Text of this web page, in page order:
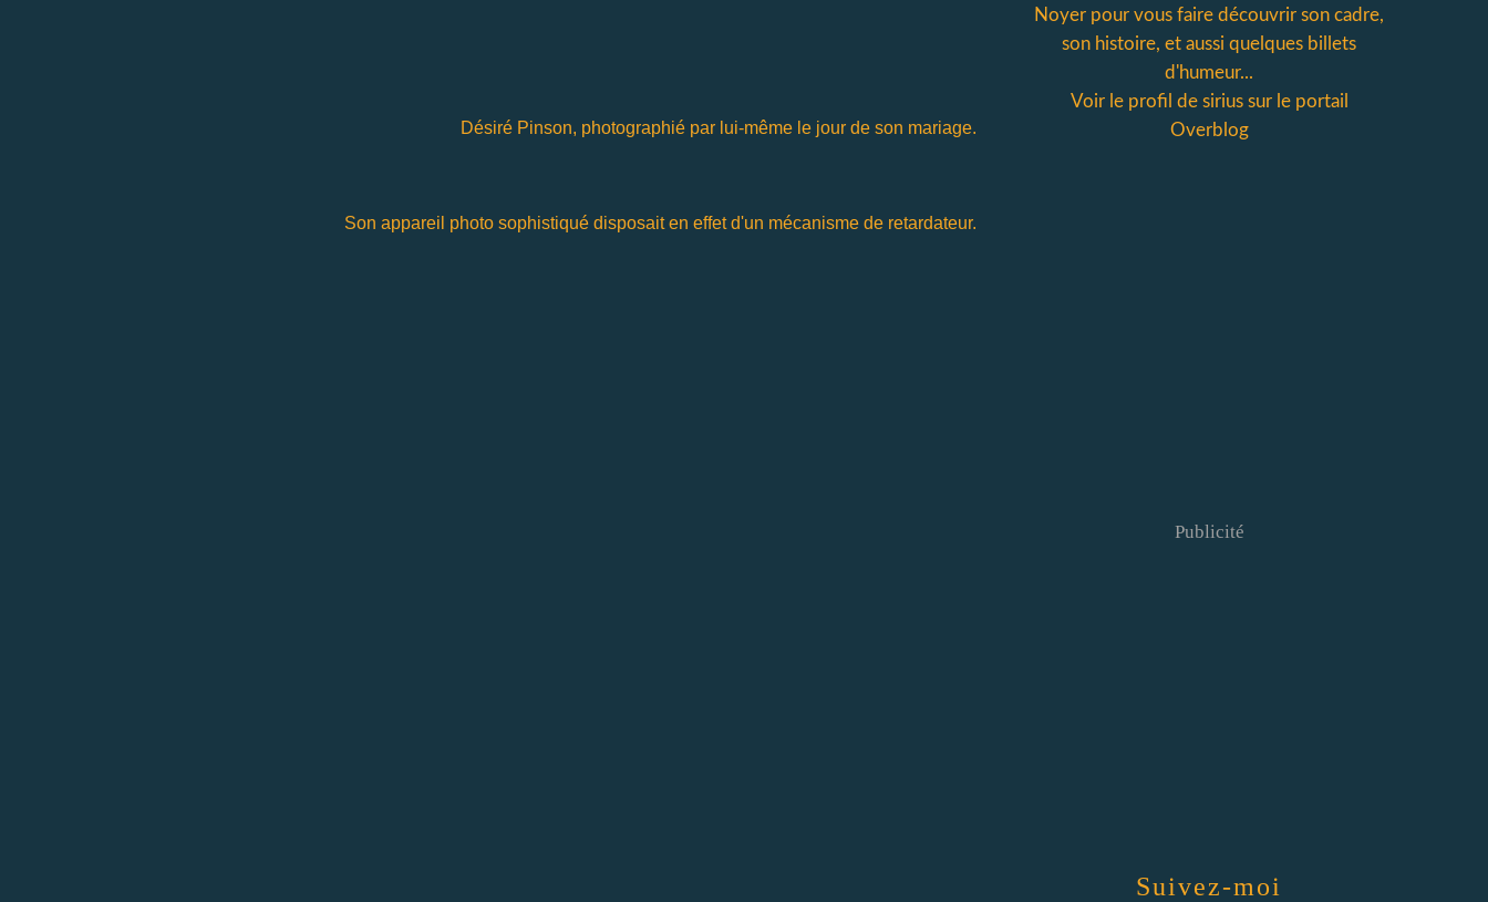
Désiré Pinson, photographié par lui-même le jour de son mariage.
Son appareil photo sophistiqué disposait en effet d'un mécanisme de retardateur.
Noyer pour vous faire découvrir son cadre,
son histoire, et aussi quelques billets
d'humeur...
Voir le profil de siriussur le portail
Overblog
Suivez-moi
Publicité